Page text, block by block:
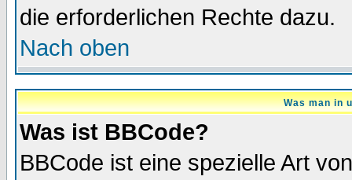
die erforderlichen Rechte dazu.
Nach oben
Was man in
Was ist BBCode?
BBCode ist eine spezielle Art